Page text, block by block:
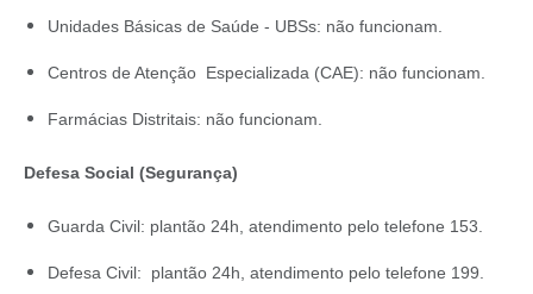
Unidades Básicas de Saúde - UBSs: não funcionam.
Centros de Atenção Especializada (CAE): não funcionam.
Farmácias Distritais: não funcionam.
Defesa Social (Segurança)
Guarda Civil: plantão 24h, atendimento pelo telefone 153.
Defesa Civil: plantão 24h, atendimento pelo telefone 199.